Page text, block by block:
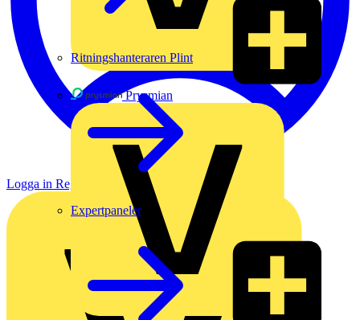
Prysmian
Ritningshanteraren Plint
Expertpaneler
Logga in Registrera dig